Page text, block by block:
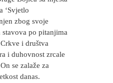
‘Svjetlo
zbog svoje
po pitanjima
i društva
i duhovnost zrcale
se zalaže za
danas.